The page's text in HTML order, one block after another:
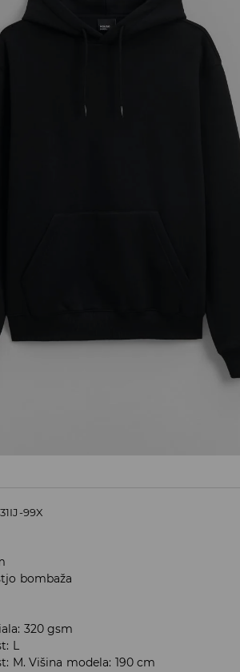
99X
bombaža
320 gsm
L
M. Višina modela: 190 cm